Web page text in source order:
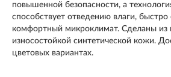
повышенной безопасности, а
способствует отведению влаги, быстро
комфортный микроклимат. Сделаны из
износостойкой синтетической кожи.
цветовых вариантах.